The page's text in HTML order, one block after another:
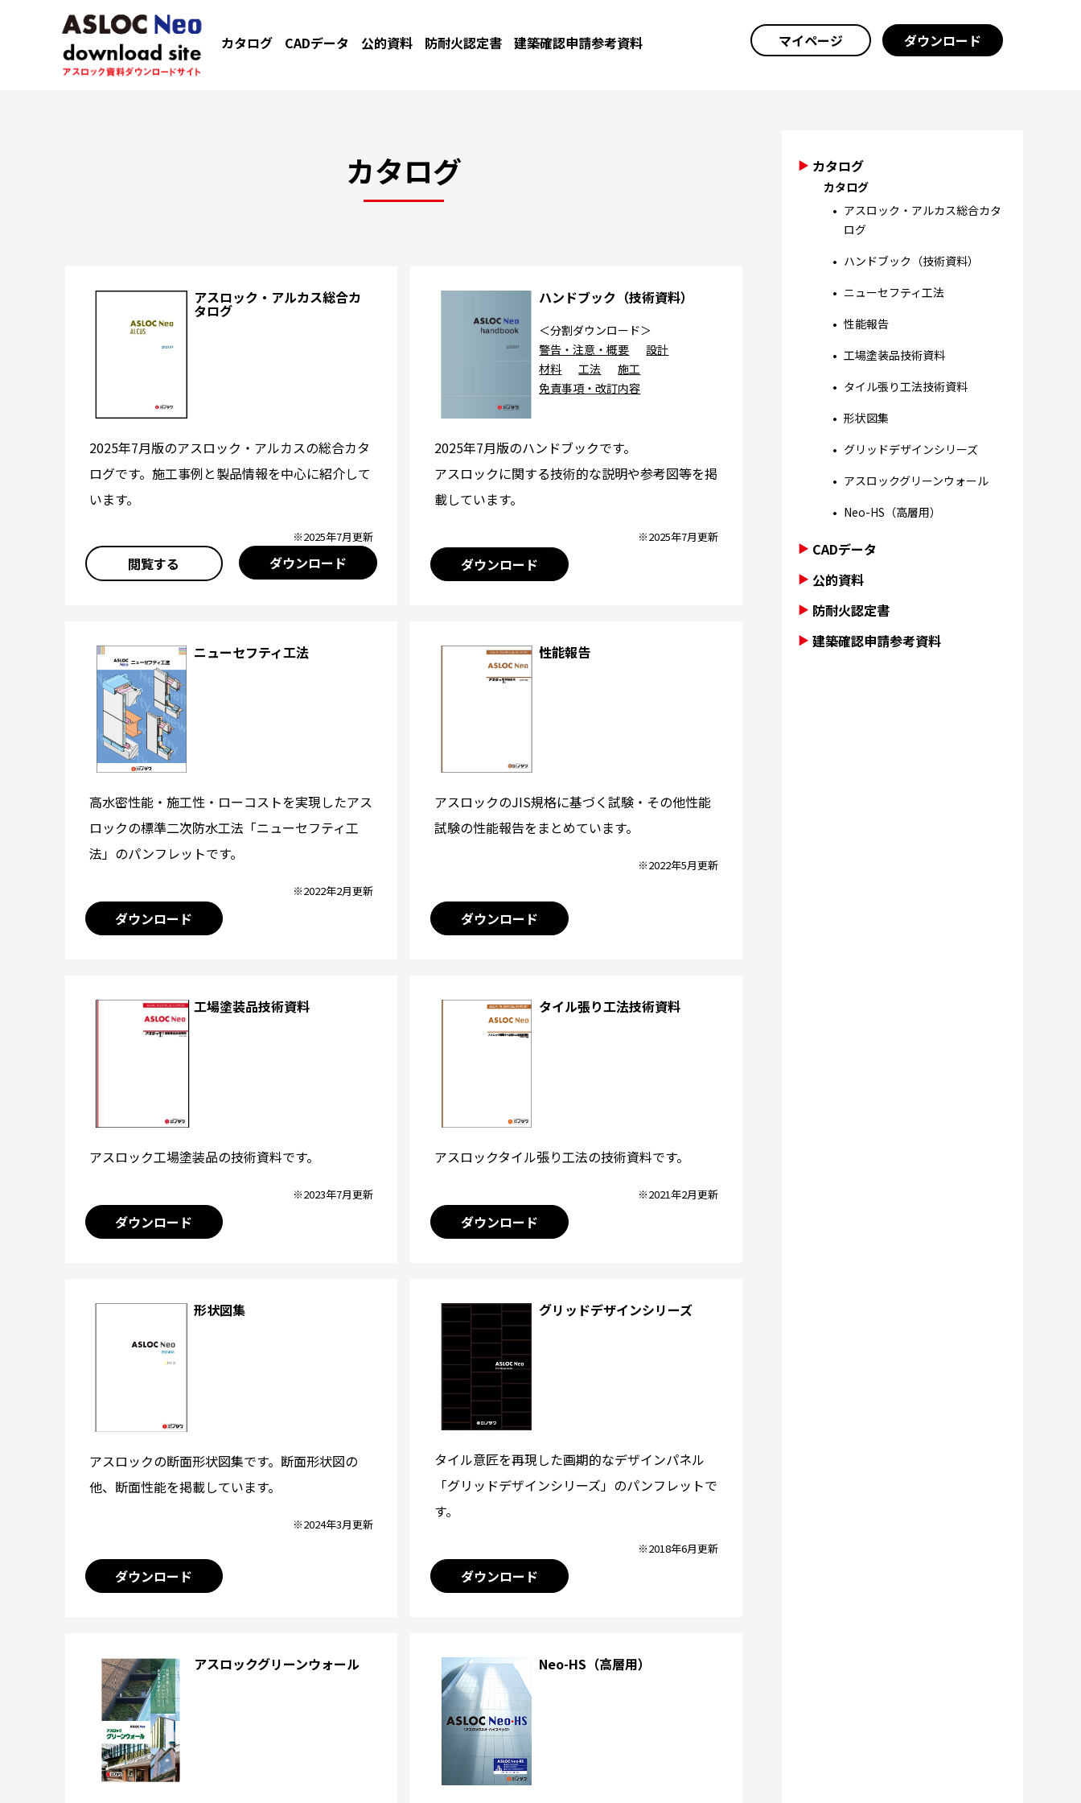
カタログ CADデータ 公的資料 防耐火認定書 建築確認申請参考資料 マイページ ダウンロード
カタログ
アスロック・アルカス総合カ
タログ
2025年7月版のアスロック・アルカスの総合カタ
ログです。施工事例と製品情報を中心に紹介して
います。
※2025年7月更新
閲覧する ダウンロード
ハンドブック（技術資料）
＜分割ダウンロード＞
警告・注意・概要
設計
材料
工法
施工
免責事項・改訂内容
2025年7月版のハンドブックです。
アスロックに関する技術的な説明や参考図等を掲
載しています。
※2025年7月更新
ダウンロード
ニューセフティ工法
高水密性能・施工性・ローコストを実現したアス
ロックの標準二次防水工法「ニューセフティ工
法」のパンフレットです。
※2022年2月更新
ダウンロード
性能報告
アスロックのJIS規格に基づく試験・その他性能
試験の性能報告をまとめています。
※2022年5月更新
ダウンロード
工場塗装品技術資料
アスロック工場塗装品の技術資料です。
※2023年7月更新
ダウンロード
タイル張り工法技術資料
アスロックタイル張り工法の技術資料です。
※2021年2月更新
ダウンロード
形状図集
アスロックの断面形状図集です。断面形状図の
他、断面性能を掲載しています。
※2024年3月更新
ダウンロード
グリッドデザインシリーズ
タイル意匠を再現した画期的なデザインパネル
「グリッドデザインシリーズ」のパンフレットで
す。
※2018年6月更新
ダウンロード
アスロックグリーンウォール Neo-HS（高層用）
カタログ
カタログ
アスロック・アルカス総合カタ
ログ
ハンドブック（技術資料）
ニューセフティ工法
性能報告
工場塗装品技術資料
タイル張り工法技術資料
形状図集
グリッドデザインシリーズ
アスロックグリーンウォール
Neo-HS（高層用）
CADデータ
公的資料
防耐火認定書
建築確認申請参考資料